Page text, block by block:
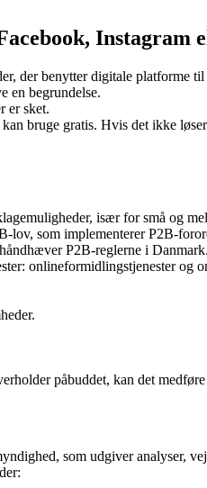
Instagram
der benytter digitale platforme
en begrundelse.
er sket.
bruge gratis. Hvis det ikke
især for små og
lov, som implementerer P2B-
P2B-reglerne i Danmark.
onlineformidlingstjenester og
påbuddet, kan det medføre
som udgiver analyser,